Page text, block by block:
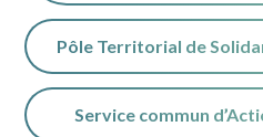
Pôle Territorial de
Service commun